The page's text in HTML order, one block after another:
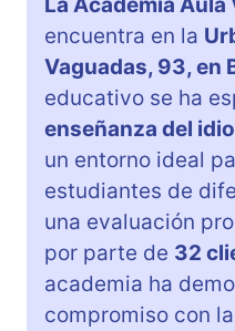
encuentra en la
Vaguadas, 93, en
educativo se ha
enseñanza del
un entorno ideal
estudiantes de
una evaluación
por parte de 32
academia ha
compromiso con la